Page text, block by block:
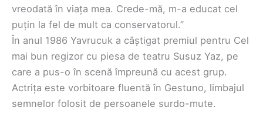
vreodată în viața mea. Crede-mă, m-a educat cel
puțin la fel de mult ca conservatorul.”
În anul 1986 Yavrucuk a câștigat premiul pentru Cel
mai bun regizor cu piesa de teatru Susuz Yaz, pe
care a pus-o în scenă împreună cu acest grup.
Actrița este vorbitoare fluentă în Gestuno, limbajul
semnelor folosit de persoanele surdo-mute.